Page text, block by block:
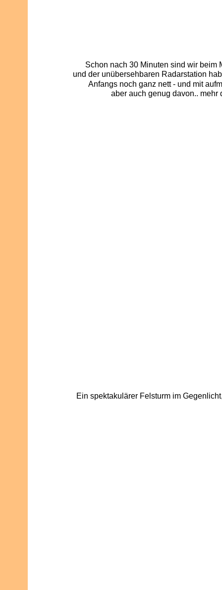
Schon nach 30 Minuten sind wir
und der unübersehbaren Radarstation
Anfangs noch ganz nett - und mit
aber auch genug davon..
Ein spektakulärer Felsturm im